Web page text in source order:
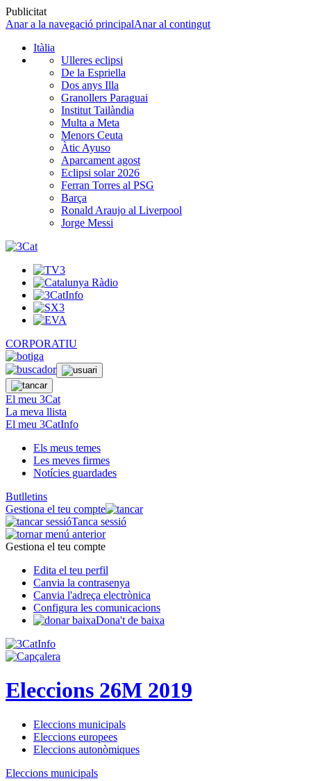
Publicitat
Anar a la navegació principalAnar al contingut
Itàlia
Ulleres eclipsi
De la Espriella
Dos anys Illa
Granollers Paraguai
Institut Tailàndia
Multa a Meta
Menors Ceuta
Àtic Ayuso
Aparcament agost
Eclipsi solar 2026
Ferran Torres al PSG
Barça
Ronald Araujo al Liverpool
Jorge Messi
CORPORATIU
El meu 3Cat
La meva llista
El meu 3CatInfo
Els meus temes
Les meves firmes
Notícies guardades
Butlletins
Gestiona el teu compte
Tanca sessió
Gestiona el teu compte
Edita el teu perfil
Canvia la contrasenya
Canvia l'adreça electrònica
Configura les comunicacions
Dona't de baixa
Eleccions 26M 2019
Eleccions municipals
Eleccions europees
Eleccions autonòmiques
Eleccions municipals